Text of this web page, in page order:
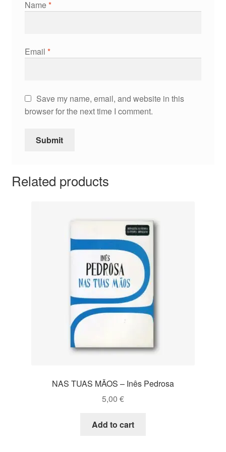
Name*
Email *
Save my name, email, and website in this
browser for the next time I comment.
Related products
NAS TUAS MÃOS – Inês Pedrosa
5,00 €
Add to cart